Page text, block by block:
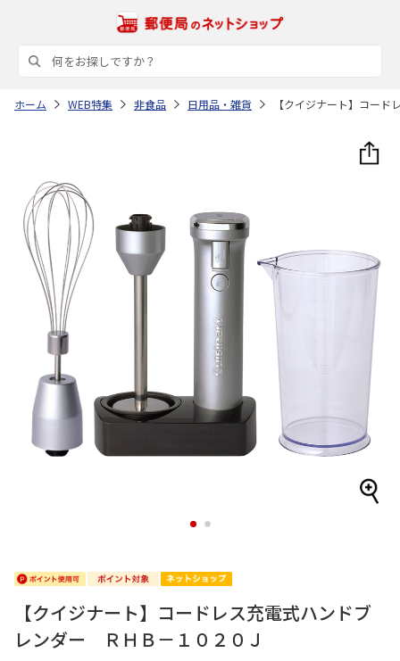
ホーム WEB特集 非食品 日用品・雑貨 【クイジナート】コー
1 2
【クイジナート】コードレス充電式ハンドブ
レンダー ＲＨＢ－１０２０Ｊ